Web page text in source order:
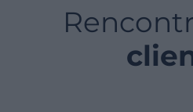
Apprentissage
Insights IA &